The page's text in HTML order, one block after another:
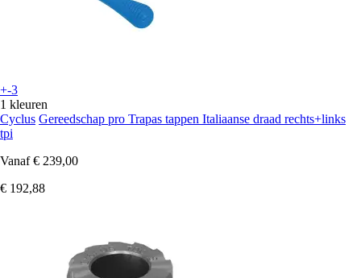
+-3
1 kleuren
Cyclus Gereedschap pro Trapas tappen Italiaanse draad rechts+links
tpi
Vanaf € 239,00
€ 192,88